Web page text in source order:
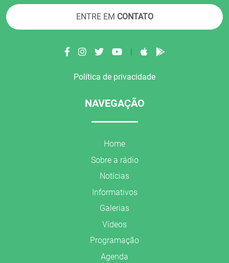
ENTRE EM CONTATO
|
Política de privacidade
NAVEGAÇÃO
Home
Sobre a rádio
Notícias
Informativos
Galerias
Vídeos
Programação
Agenda